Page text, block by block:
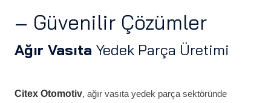
– Güvenilir Çözümler
Ağır Vasıta Yedek Parça Üretimi
Citex Otomotiv, ağır vasıta yedek parça sektöründe